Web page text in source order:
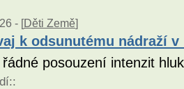
- [Děti Země]
k odsunutému nádraží
posouzení intenzit
::